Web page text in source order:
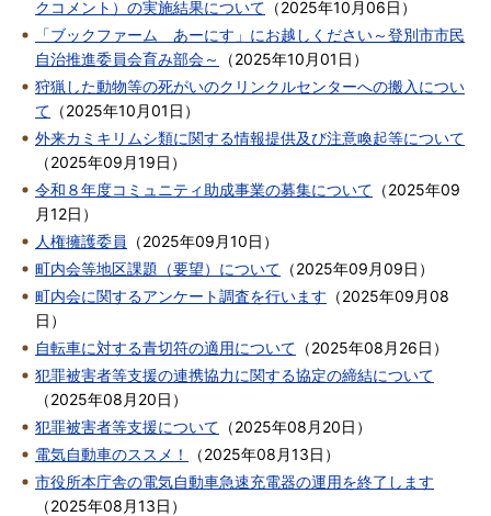
クコメント）の実施結果について （2025年10月06日 ）
「ブックファーム あーにす」にお越しください～登別市市民
自治推進委員会育み部会～
（2025年10月01日 ）
狩猟した動物等の死がいのクリンクルセンターへの搬入につい
て （2025年10月01日 ）
外来カミキリムシ類に関する情報提供及び注意喚起等について
（2025年09月19日 ）
令和８年度コミュニティ助成事業の募集について （2025年09
月12日 ）
人権擁護委員
（2025年09月10日 ）
町内会等地区課題（要望）について （2025年09月09日 ）
町内会に関するアンケート調査を行います （2025年09月08
日 ）
自転車に対する青切符の適用について （2025年08月26日 ）
犯罪被害者等支援の連携協力に関する協定の締結について
（2025年08月20日 ）
犯罪被害者等支援について （2025年08月20日 ）
電気自動車のススメ！
（2025年08月13日 ）
市役所本庁舎の電気自動車急速充電器の運用を終了します
（2025年08月13日 ）